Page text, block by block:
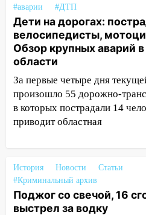
15:08
В Кузоватово
проверки обновили
пешеходных
14:40 На проспекте
запретили остановку
50-метровом участке
14:22 В Новом городе
большой фестиваль
14:04
Жару смоет
погоды в Ульяновской
выходные 8-9 августа
#аварии
#ДТП
Дети на дорогах:
велосипедисты,
Обзор крупных аварий
области
За первые четыре дня
произошло 55 дорожно-
в которых пострадали 14
приводит областная
История Новости
Статьи
#Криминальный архив
Поджог со свечой, 16
выстрел за водку